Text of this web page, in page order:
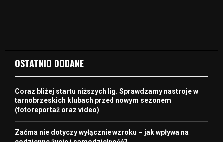
OSTATNIO DODANE
Coraz bliżej startu niższych lig. Sprawdzamy nastroje w
tarnobrzeskich klubach przed nowym sezonem
(fotoreportaż oraz video)
Zaćma nie dotyczy wyłącznie wzroku – jak wpływa na